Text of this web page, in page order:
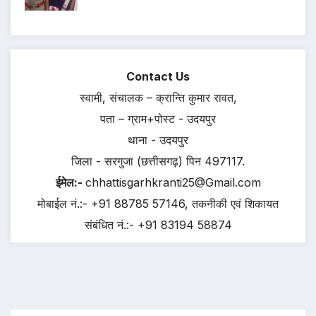
Contact Us
स्वामी, संचालक – क्रान्ति कुमार रावत,
पता – ग्राम+पोस्ट - उदयपुर
थाना - उदयपुर
जिला - सरगुजा (छत्तीसगढ़) पिन 497117.
ईमेल:- chhattisgarhkranti25@Gmail.com
मोबाईल नं.:- +91 88785 57146, तकनीकी एवं शिकायत
संबंधित नं.:- +91 83194 58874